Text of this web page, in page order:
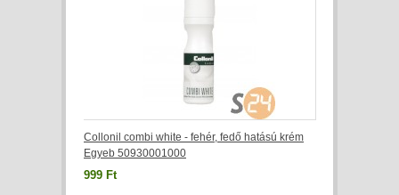
Collonil combi white - fehér, fedő hatású krém
Egyeb 50930001000
999 Ft